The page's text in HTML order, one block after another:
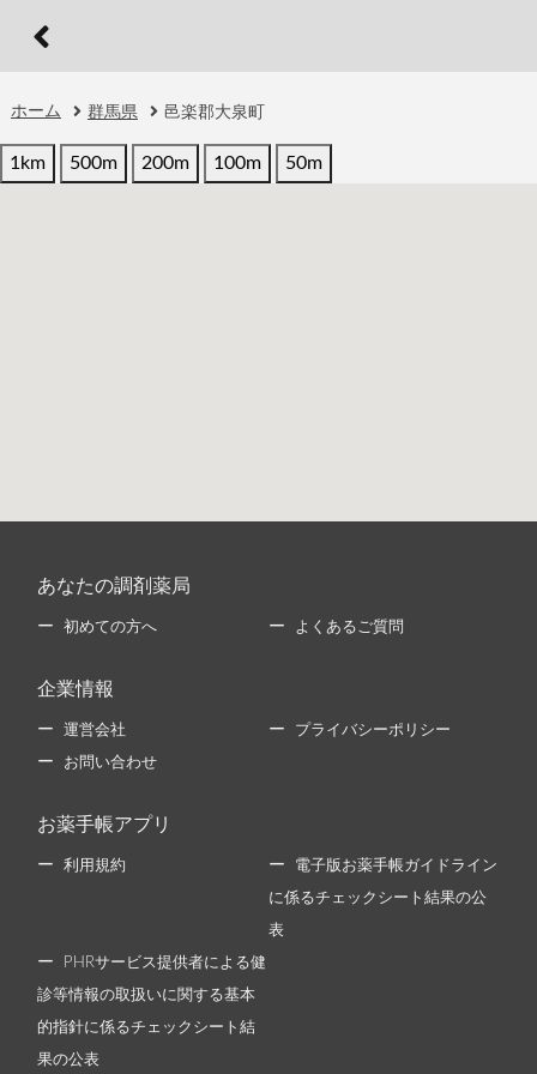
ホーム 群馬県 邑楽郡大泉町
1km 500m 200m 100m 50m
あなたの調剤薬局
初めての方へ よくあるご質問
企業情報
運営会社 プライバシーポリシー
お問い合わせ
お薬手帳アプリ
利用規約 電子版お薬手帳ガイドライン
に係るチェックシート結果の公
表
PHRサービス提供者による健
診等情報の取扱いに関する基本
的指針に係るチェックシート結
果の公表